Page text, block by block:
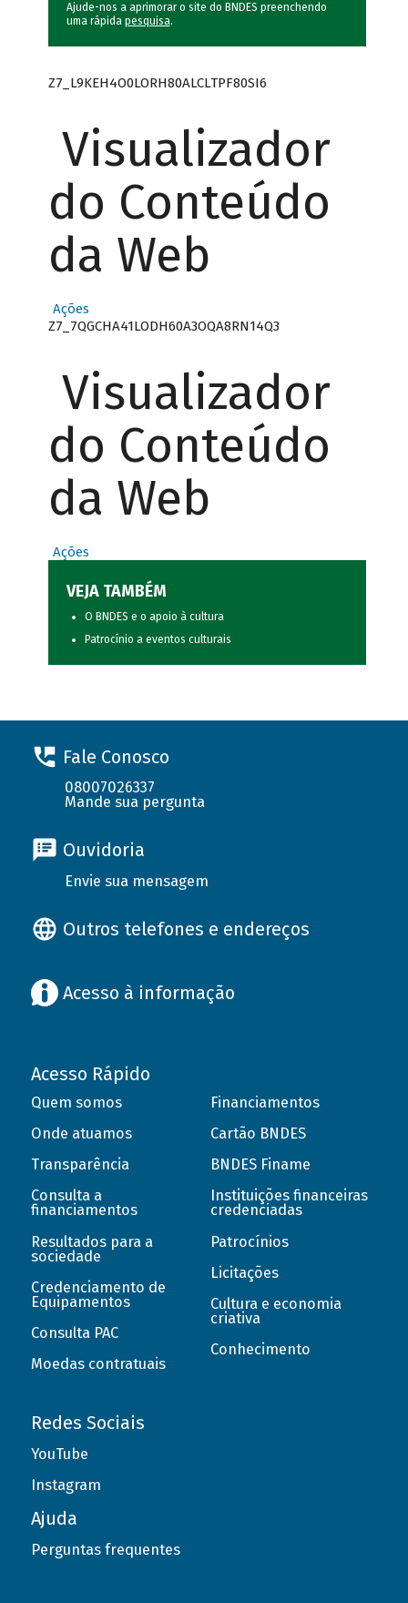
Ajude-nos a aprimorar o site do BNDES preenchendo
uma rápida pesquisa.
Z7_L9KEH4O0LORH80ALCLTPF80SI6
Visualizador
do Conteúdo
da Web
Ações
Z7_7QGCHA41LODH60A3OQA8RN14Q3
Visualizador
do Conteúdo
da Web
Ações
VEJA TAMBÉM
O BNDES e o apoio à cultura
Patrocínio a eventos culturais
Fale Conosco
08007026337
Mande sua pergunta
Ouvidoria
Envie sua mensagem
Outros telefones e endereços
Acesso à informação
Acesso Rápido
Quem somos
Onde atuamos
Transparência
Consulta a
financiamentos
Resultados para a
sociedade
Credenciamento de
Equipamentos
Consulta PAC
Moedas contratuais
Financiamentos
Cartão BNDES
BNDES Finame
Instituições financeiras
credenciadas
Patrocínios
Licitações
Cultura e economia
criativa
Conhecimento
Redes Sociais
YouTube
Instagram
Ajuda
Perguntas frequentes